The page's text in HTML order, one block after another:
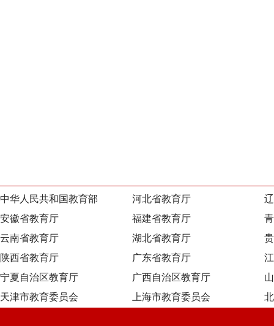
中华人民共和国教育部 河北省教育厅
安徽省教育厅
福建省教育厅
云南省教育厅
湖北省教育厅
陕西省教育厅
广东省教育厅
宁夏自治区教育厅
广西自治区教育厅
天津市教育委员会
上海市教育委员会